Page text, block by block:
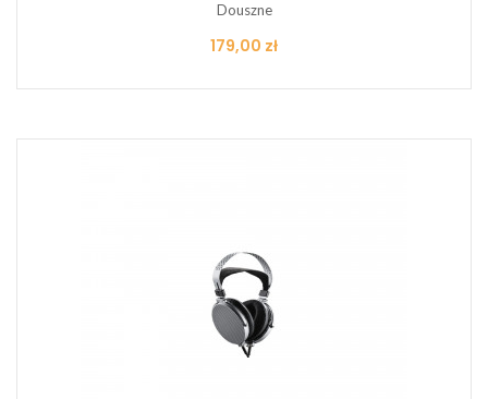
Douszne
Cena
179,00 zł